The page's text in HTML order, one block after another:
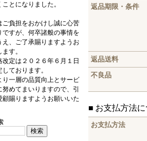
とになりました。
ご負担をおかけし誠に心苦
ですが、何卒諸般の事情を
え、ご了承賜りますようお
す。
改定は２０２６年６月１日
ております。
り一層の品質向上とサービ
努めてまいりますので、引
顧賜りますようお願いいた
返品期限・条件
返品送料
不良品
■ お支払方法
お支払方法